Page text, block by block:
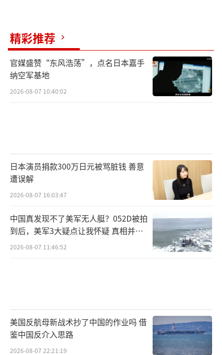
精彩推荐
官媒盛赞“东风浩荡”，点名日本嘉手
纳空军基地
2026-08-07 10:40:02
日本演员捐款300万日元被骂脏钱 善意
遭误解
2026-08-07 16:03:47
中国真发现不了美军无人艇？052D被拍
到后，美军3大疑点让我怀疑 真相并非
如此
2026-08-07 11:46:52
美国反航母新战术抄了中国的作业吗 借
鉴中国反介入思路
2026-08-07 22:21:19